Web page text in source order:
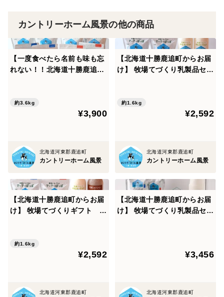
ても美味しく召し上がれます。
～賞味期限～
草原のヨーグルトでーでーぽっぽ 製造日より14日間
ご到着時は上記よりー3日程度の賞味期限となります
欄にご記入ください。ご要望通りに対応いたします。
カントリーホーム風景の他の商品
【一度食べたら名前も味も忘
れない！！北海道十勝鹿追町
ン／セミスイート）8個セッ
約3.6kg
¥3,900
北海道河東郡鹿追町
カントリーホーム風景
【北海道十勝鹿追町からお届
け】 牧場てづくり乳製品セッ
約1.6kg
¥2,592
北海道河東郡鹿追町
カントリーホーム風景
【北海道十勝鹿追町からお届
け】 牧場てづくりギフト
約1.6kg
¥2,592
北海道河東郡鹿追町
【北海道十勝鹿追町からお届
け】 牧場てづくり乳製品セッ
¥3,456
北海道河東郡鹿追町